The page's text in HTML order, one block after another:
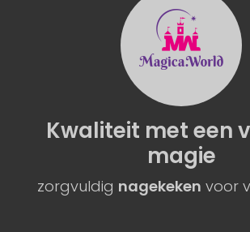
Kwaliteit met een
magie
zorgvuldig nagekeken voor